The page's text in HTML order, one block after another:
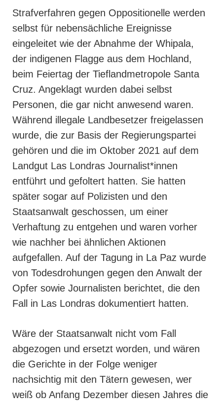
Strafverfahren gegen Oppositionelle werden
selbst für nebensächliche Ereignisse
eingeleitet wie der Abnahme der Whipala,
der indigenen Flagge aus dem Hochland,
beim Feiertag der Tieflandmetropole Santa
Cruz. Angeklagt wurden dabei selbst
Personen, die gar nicht anwesend waren.
Während illegale Landbesetzer freigelassen
wurde, die zur Basis der Regierungspartei
gehören und die im Oktober 2021 auf dem
Landgut Las Londras Journalist*innen
entführt und gefoltert hatten. Sie hatten
später sogar auf Polizisten und den
Staatsanwalt geschossen, um einer
Verhaftung zu entgehen und waren vorher
wie nachher bei ähnlichen Aktionen
aufgefallen. Auf der Tagung in La Paz wurde
von Todesdrohungen gegen den Anwalt der
Opfer sowie Journalisten berichtet, die den
Fall in Las Londras dokumentiert hatten.
Wäre der Staatsanwalt nicht vom Fall
abgezogen und ersetzt worden, und wären
die Gerichte in der Folge weniger
nachsichtig mit den Tätern gewesen, wer
weiß ob Anfang Dezember diesen Jahres die